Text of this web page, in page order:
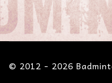
© 2012 - 2026